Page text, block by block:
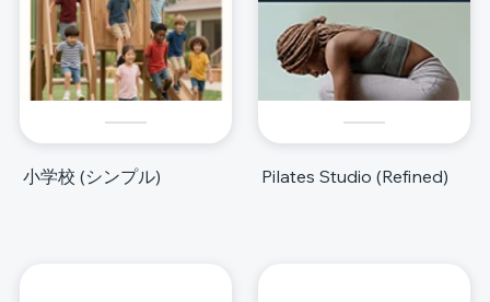
小学校 (シンプル) Pilates Studio (Refined)